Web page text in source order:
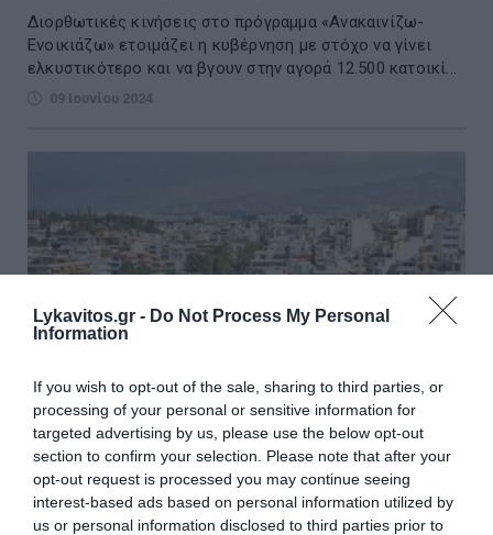
Lykavitos.gr - Do Not Process My Personal
Information
If you wish to opt-out of the sale, sharing to third parties, or
processing of your personal or sensitive information for
targeted advertising by us, please use the below opt-out
section to confirm your selection. Please note that after your
opt-out request is processed you may continue seeing
interest-based ads based on personal information utilized by
us or personal information disclosed to third parties prior to
Διορθωτικές κινήσεις στο πρόγραμμα «Ανακαινίζω-
Ενοικιάζω» ετοιμάζει η κυβέρνηση με στόχο να γίνει
ελκυστικότερο και να βγουν στην αγορά 12.500 κατοικί...
09 Ιουνίου 2024
«Ανακαινίζω - Ενοικιάζω»: Η επιδότηση, τα
κριτήρια και οι προϋποθέσεις